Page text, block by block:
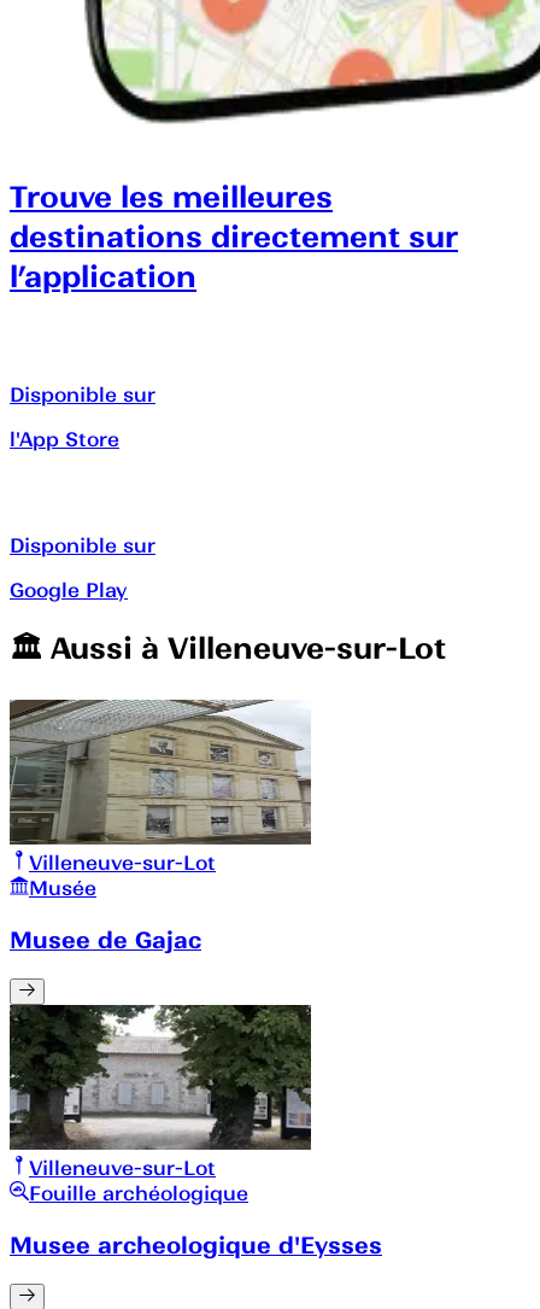
Trouve les meilleures
destinations directement sur
l’application
Disponible sur
l'App Store
Disponible sur
Google Play
🏛️️ Aussi à Villeneuve-sur-Lot
Villeneuve-sur-Lot
Musée
Musee de Gajac
Villeneuve-sur-Lot
Fouille archéologique
Musee archeologique d'Eysses